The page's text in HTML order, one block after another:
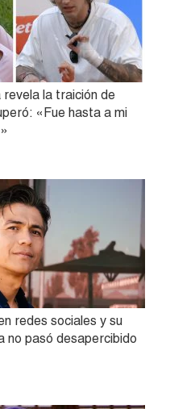
la traición de
«Fue hasta a mi
redes sociales y su
no pasó desapercibido